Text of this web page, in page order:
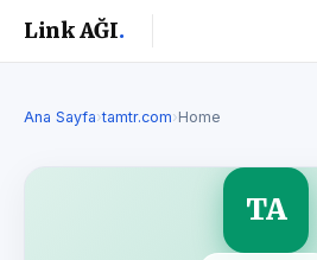
Link AĞI.
Ana Sayfa›tamtr.com›Home
TA